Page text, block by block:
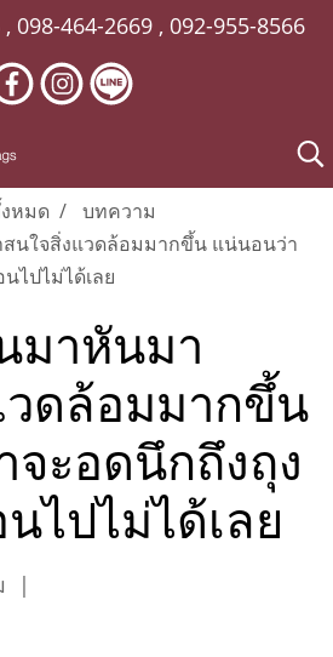
, 098-464-2669, 092-955-8566
หมด
บทความ
นใจสิ่งแวดล้อมมากขึ้น แน่นอนว่า
ไปไม่ได้เลย
มาหันมา
ดล้อมมากขึ้น
ะอดนึกถึงถุง
ไปไม่ได้เลย
|